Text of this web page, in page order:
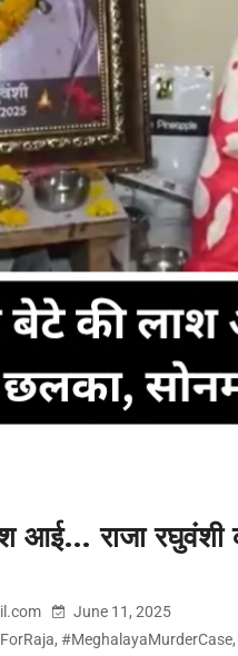
आई… राजा रघुवंशी
June 11, 2025
, #MeghalayaMurderCase,